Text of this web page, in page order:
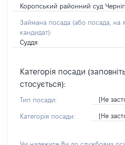
Коропський районний суд
Займана посада (або посада, на
кандидат):
Суддя
Категорія посади
стосується):
Тип посади: [Не
Категорія посади: [Не